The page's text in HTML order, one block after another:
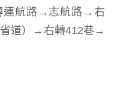
航路→志航路→右
道）→右轉412巷→